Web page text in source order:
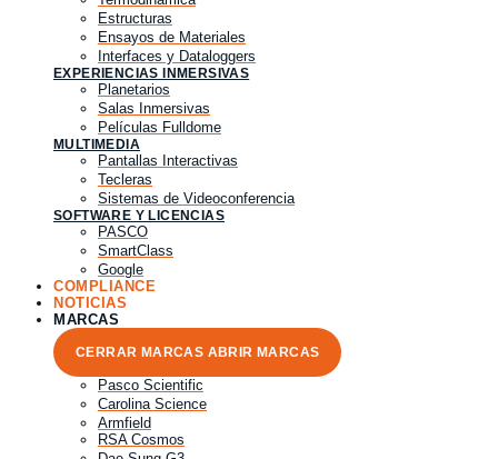
Estructuras
Ensayos de Materiales
Interfaces y Dataloggers
EXPERIENCIAS INMERSIVAS
Planetarios
Salas Inmersivas
Películas Fulldome
MULTIMEDIA
Pantallas Interactivas
Tecleras
Sistemas de Videoconferencia
SOFTWARE Y LICENCIAS
PASCO
SmartClass
Google
COMPLIANCE
NOTICIAS
MARCAS
CERRAR MARCAS ABRIR MARCAS
Pasco Scientific
Carolina Science
Armfield
RSA Cosmos